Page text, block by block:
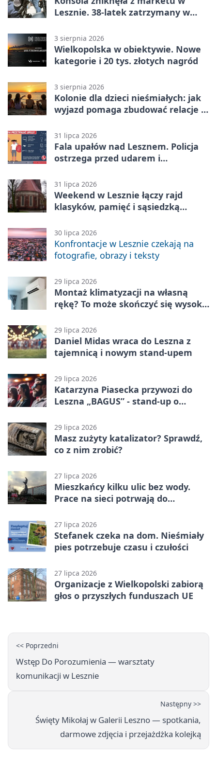
Lesznie. 38-latek zatrzymany w
3 sierpnia 2026
Wielkopolska w obiektywie. Nowe
kategorie i 20 tys. złotych nagród
3 sierpnia 2026
Kolonie dla dzieci nieśmiałych: jak
wyjazd pomaga zbudować relacje z
31 lipca 2026
Fala upałów nad Lesznem. Policja
ostrzega przed udarem i
31 lipca 2026
Weekend w Lesznie łączy rajd
klasyków, pamięć i sąsiedzką
30 lipca 2026
Konfrontacje w Lesznie czekają na
fotografie, obrazy i teksty
29 lipca 2026
Montaż klimatyzacji na własną
rękę? To może skończyć się wysoką
29 lipca 2026
Daniel Midas wraca do Leszna z
tajemnicą i nowym stand-upem
29 lipca 2026
Katarzyna Piasecka przywozi do
Leszna „BAGUS” - stand-up o
29 lipca 2026
Masz zużyty katalizator? Sprawdź,
co z nim zrobić?
27 lipca 2026
Mieszkańcy kilku ulic bez wody.
Prace na sieci potrwają do
27 lipca 2026
Stefanek czeka na dom. Nieśmiały
pies potrzebuje czasu i czułości
27 lipca 2026
Organizacje z Wielkopolski zabiorą
głos o przyszłych funduszach UE
<< Poprzedni
Wstęp Do Porozumienia — warsztaty
komunikacji w Lesznie
Następny >>
Święty Mikołaj w Galerii Leszno — spotkania,
darmowe zdjęcia i przejażdżka kolejką